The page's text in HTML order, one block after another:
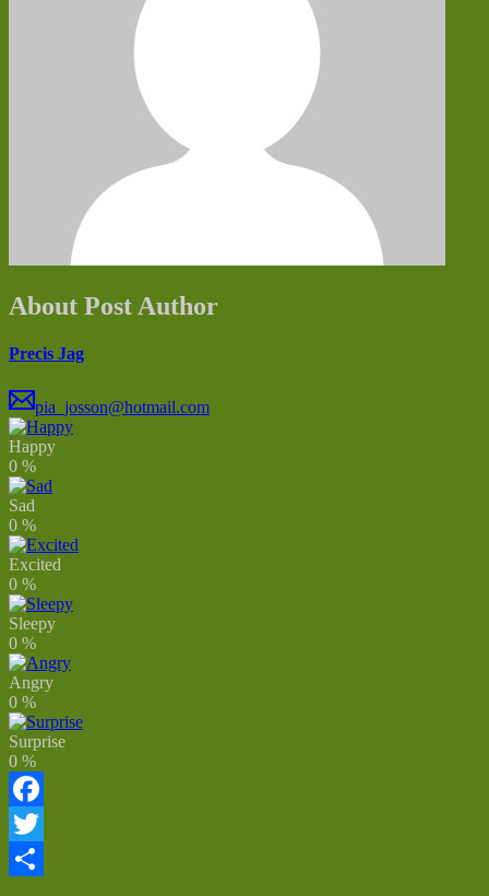
About Post Author
Precis Jag
pia_josson@hotmail.com
Happy
0 %
Sad
0 %
Excited
0 %
Sleepy
0 %
Angry
0 %
Surprise
0 %
Facebook
Twitter